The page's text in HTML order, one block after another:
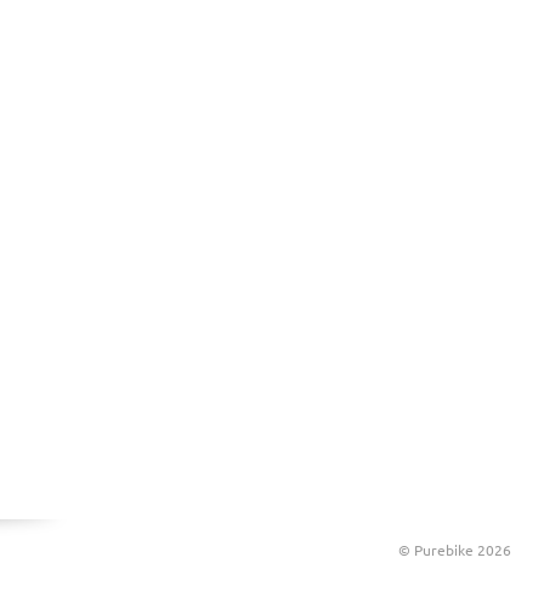
© Purebike 2026